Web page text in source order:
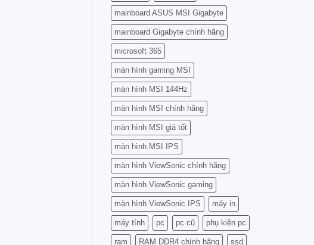
mainboard ASUS MSI Gigabyte
mainboard Gigabyte chính hãng
microsoft 365
màn hình gaming MSI
màn hình MSI 144Hz
màn hình MSI chính hãng
màn hình MSI giá tốt
màn hình MSI IPS
màn hình ViewSonic chính hãng
màn hình ViewSonic gaming
màn hình ViewSonic IPS máy in
máy tính pc pc cũ phụ kiện pc
ram RAM DDR4 chính hãng ssd